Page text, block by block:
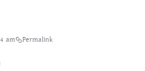
am Permalink